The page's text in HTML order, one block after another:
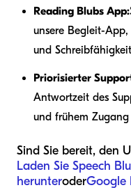
Reading Blubs App:
unsere Begleit-
und
Priorisierter
Antwortzeit des
und frühem
Sind Sie bereit, den
Laden Sie Speech
herunteroderGoogle